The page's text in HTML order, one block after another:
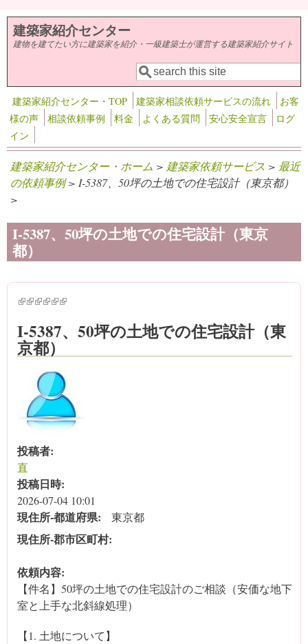
メインコンテンツに移動
建築家紹介センター
建物を建てたい方に建築家を紹介・一級建築士が運営する建築家紹介サイト
検索フォーム
検索
建築家紹介センター・TOP 建築家相談依頼サービスの流れ
お客
様の声
相談依頼事例 料金 よくある質問 安心安全宣言
ログ
イン
建築家紹介センター・ホーム > 建築家依頼サービス > 最近
の依頼事例> I-5387、50坪の土地での住宅設計（東京都）
>
I-5387、50坪の土地での住宅設計（東京
都）
(link is external)
(link is external)
(link is external)
(link is external)
(link is external)
(link is external)
I-5387、50坪の土地での住宅設計（東
京都）
投稿者:
直
投稿日時:
2026-07-04 10:01
現住所‐都道府県: 東京都
現住所‐郡市区町村:
依頼内容:
【件名】50坪の土地での住宅設計のご相談（安価な地下
室と上手な北斜線処理）
【1. 土地について】